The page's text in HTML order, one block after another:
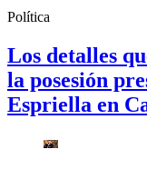
Política
Los detalles
la posesión
Espriella en